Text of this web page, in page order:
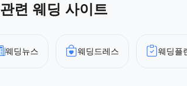
관련 웨딩 사이트
웨딩뉴스 웨딩드레스 웨딩플